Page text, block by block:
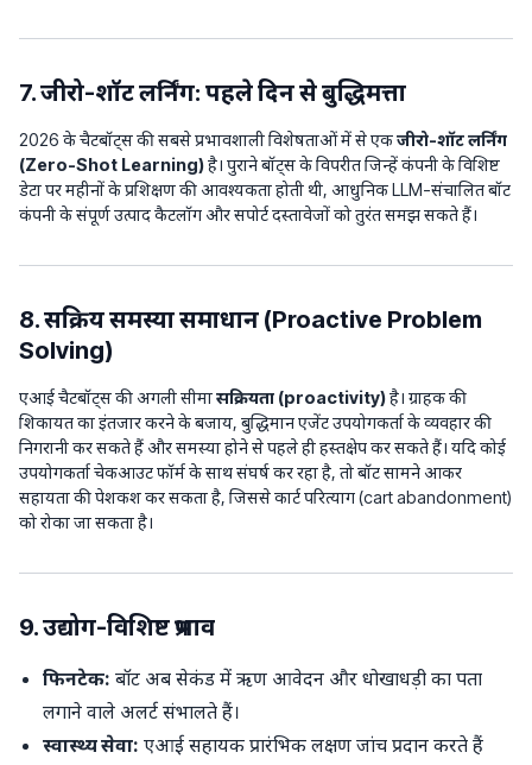
7. जीरो-शॉट लर्निंग: पहले दिन से बुद्धिमत्ता
2026 के चैटबॉट्स की सबसे प्रभावशाली विशेषताओं में से एकजीरो-शॉट लर्निंग
(Zero-Shot Learning)है। पुराने बॉट्स के विपरीत जिन्हें कंपनी के विशिष्ट
डेटा पर महीनों के प्रशिक्षण की आवश्यकता होती थी, आधुनिक LLM-संचालित बॉट
कंपनी के संपूर्ण उत्पाद कैटलॉग और सपोर्ट दस्तावेजों को तुरंत समझ सकते हैं।
8. सक्रिय समस्या समाधान (Proactive Problem
Solving)
एआई चैटबॉट्स की अगली सीमासक्रियता (proactivity)है। ग्राहक की
शिकायत का इंतजार करने के बजाय, बुद्धिमान एजेंट उपयोगकर्ता के व्यवहार की
निगरानी कर सकते हैं और समस्या होने से पहले ही हस्तक्षेप कर सकते हैं। यदि कोई
उपयोगकर्ता चेकआउट फॉर्म के साथ संघर्ष कर रहा है, तो बॉट सामने आकर
सहायता की पेशकश कर सकता है, जिससे कार्ट परित्याग (cart abandonment)
को रोका जा सकता है।
9. उद्योग-विशिष्ट प्रभाव
फिनटेक: बॉट अब सेकंड में ऋण आवेदन और धोखाधड़ी का पता
लगाने वाले अलर्ट संभालते हैं।
स्वास्थ्य सेवा: एआई सहायक प्रारंभिक लक्षण जांच प्रदान करते हैं